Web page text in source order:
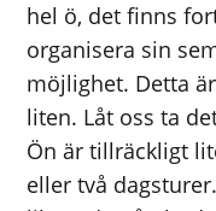
hel ö, det finns
organisera sin
möjlighet. Detta
liten. Låt oss ta
Ön är tillräckligt
eller två